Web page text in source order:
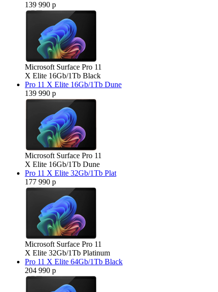
139 990 р
Microsoft Surface Pro 11
X Elite 16Gb/1Tb Black
Pro 11 X Elite 16Gb/1Tb Dune
139 990 р
Microsoft Surface Pro 11
X Elite 16Gb/1Tb Dune
Pro 11 X Elite 32Gb/1Tb Plat
177 990 р
Microsoft Surface Pro 11
X Elite 32Gb/1Tb Platinum
Pro 11 X Elite 64Gb/1Tb Black
204 990 р